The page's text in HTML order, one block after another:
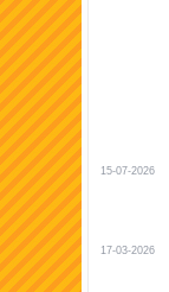
15-07-2026
17-03-2026